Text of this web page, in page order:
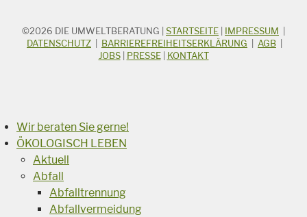
STICHWORTSUCHE
Suchbegriff
©2026 DIE UMWELTBERATUNG STARTSEITE IMPRESSUM
DATENSCHUTZ
BARRIEREFREIHEITSERKLÄRUNG AGB
JOBS| PRESSE| KONTAKT
Wir beraten Sie gerne!
ÖKOLOGISCH LEBEN
Aktuell
Abfall
Abfalltrennung
Abfallvermeidung